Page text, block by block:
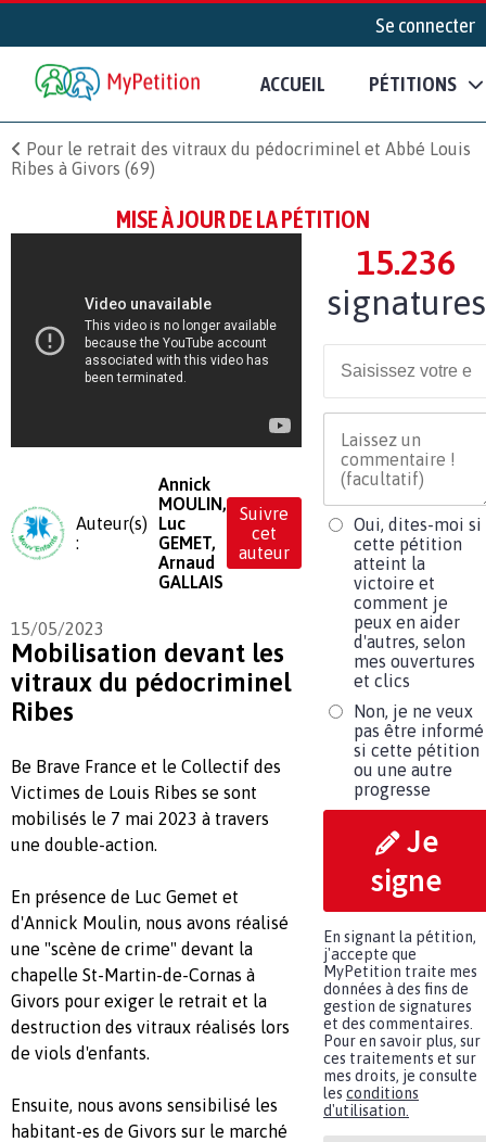
Se connecter
ACCUEIL PÉTITIONS
Pour le retrait des vitraux du pédocriminel et Abbé Louis
Ribes à Givors (69)
MISE À JOUR DE LA PÉTITION
Auteur(s)
:
Annick
MOULIN,
Luc
GEMET,
Arnaud
GALLAIS
Suivre
cet
auteur
15/05/2023
Mobilisation devant les
vitraux du pédocriminel
Ribes
Be Brave France et le Collectif des
Victimes de Louis Ribes se sont
mobilisés le 7 mai 2023 à travers
une double-action.
En présence de Luc Gemet et
d'Annick Moulin, nous avons réalisé
une "scène de crime" devant la
chapelle St-Martin-de-Cornas à
Givors pour exiger le retrait et la
destruction des vitraux réalisés lors
de viols d'enfants.
Ensuite, nous avons sensibilisé les
habitant-es de Givors sur le marché
15.236
signatures
Oui, dites-moi si
cette pétition
atteint la
victoire et
comment je
peux en aider
d'autres, selon
mes ouvertures
et clics
Non, je ne veux
pas être informé
si cette pétition
ou une autre
progresse
Je
signe
En signant la pétition,
j'accepte que
MyPetition traite mes
données à des fins de
gestion de signatures
et des commentaires.
Pour en savoir plus, sur
ces traitements et sur
mes droits, je consulte
les conditions
d'utilisation.